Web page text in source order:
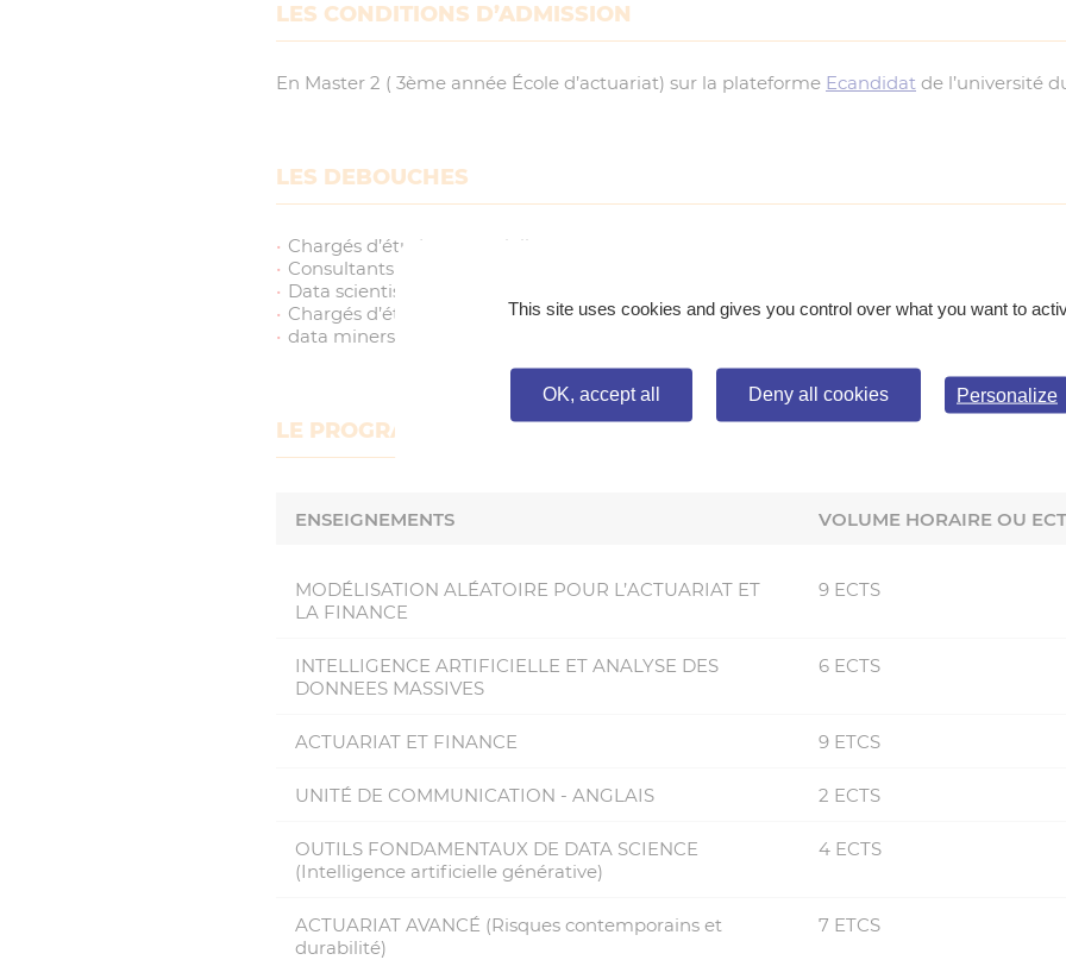
LES CONDITIONS D’ADMISSION
En Master 2 ( 3ème année École d’actuariat) sur la plateforme Ecandidat de l’université
LES DEBOUCHES
Chargés d’études actuarielles
Consultants en actuariat
Data scientist
Chargés d’études statistiques
data miners
LE PROGRAMME
ENSEIGNEMENTS VOLUME HORAIRE OU
MODÉLISATION ALÉATOIRE POUR L’ACTUARIAT ET
LA FINANCE
9 ECTS
INTELLIGENCE ARTIFICIELLE ET ANALYSE DES
DONNEES MASSIVES
6 ECTS
ACTUARIAT ET FINANCE 9 ETCS
UNITÉ DE COMMUNICATION - ANGLAIS 2 ECTS
OUTILS FONDAMENTAUX DE DATA SCIENCE
(Intelligence artificielle générative)
4 ECTS
ACTUARIAT AVANCÉ (Risques contemporains et
durabilité)
7 ETCS
This site uses cookies and gives you control over what you want to
OK, accept all Deny all cookies Personalize